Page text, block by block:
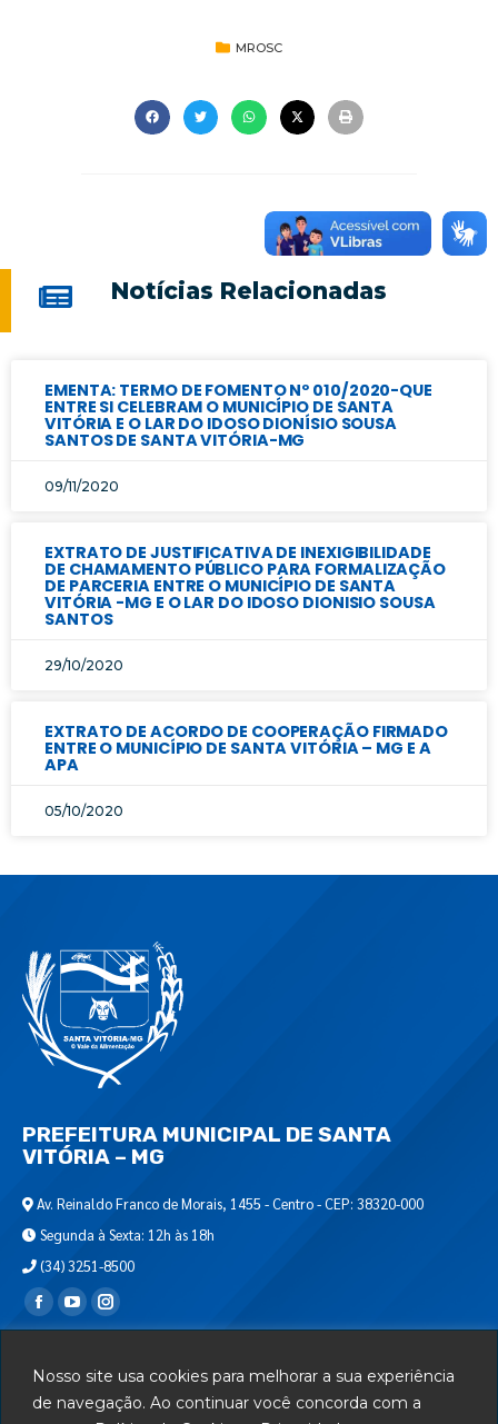
Nosso site usa cookies para melhorar a sua experiência
de navegação. Ao continuar você concorda com a
MROSC
Notícias Relacionadas
EMENTA: TERMO DE FOMENTO Nº 010/2020-QUE
ENTRE SI CELEBRAM O MUNICÍPIO DE SANTA
VITÓRIA E O LAR DO IDOSO DIONÍSIO SOUSA
SANTOS DE SANTA VITÓRIA-MG
09/11/2020
EXTRATO DE JUSTIFICATIVA DE INEXIGIBILIDADE
DE CHAMAMENTO PÚBLICO PARA FORMALIZAÇÃO
DE PARCERIA ENTRE O MUNICÍPIO DE SANTA
VITÓRIA -MG E O LAR DO IDOSO DIONISIO SOUSA
SANTOS
29/10/2020
EXTRATO DE ACORDO DE COOPERAÇÃO FIRMADO
ENTRE O MUNICÍPIO DE SANTA VITÓRIA – MG E A
APA
05/10/2020
PREFEITURA MUNICIPAL DE SANTA
VITÓRIA – MG
Av. Reinaldo Franco de Morais, 1455 - Centro - CEP: 38320-000
Segunda à Sexta: 12h às 18h
(34) 3251-8500
Encontre-nos em:
Departamento de T.I.